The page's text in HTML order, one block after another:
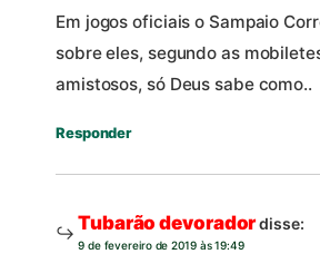
Em jogos oficiais o Sampaio
sobre eles, segundo as
amistosos, só Deus sabe como..
Responder
Tubarão devoradordisse:
9 de fevereiro de 2019 às 19:49